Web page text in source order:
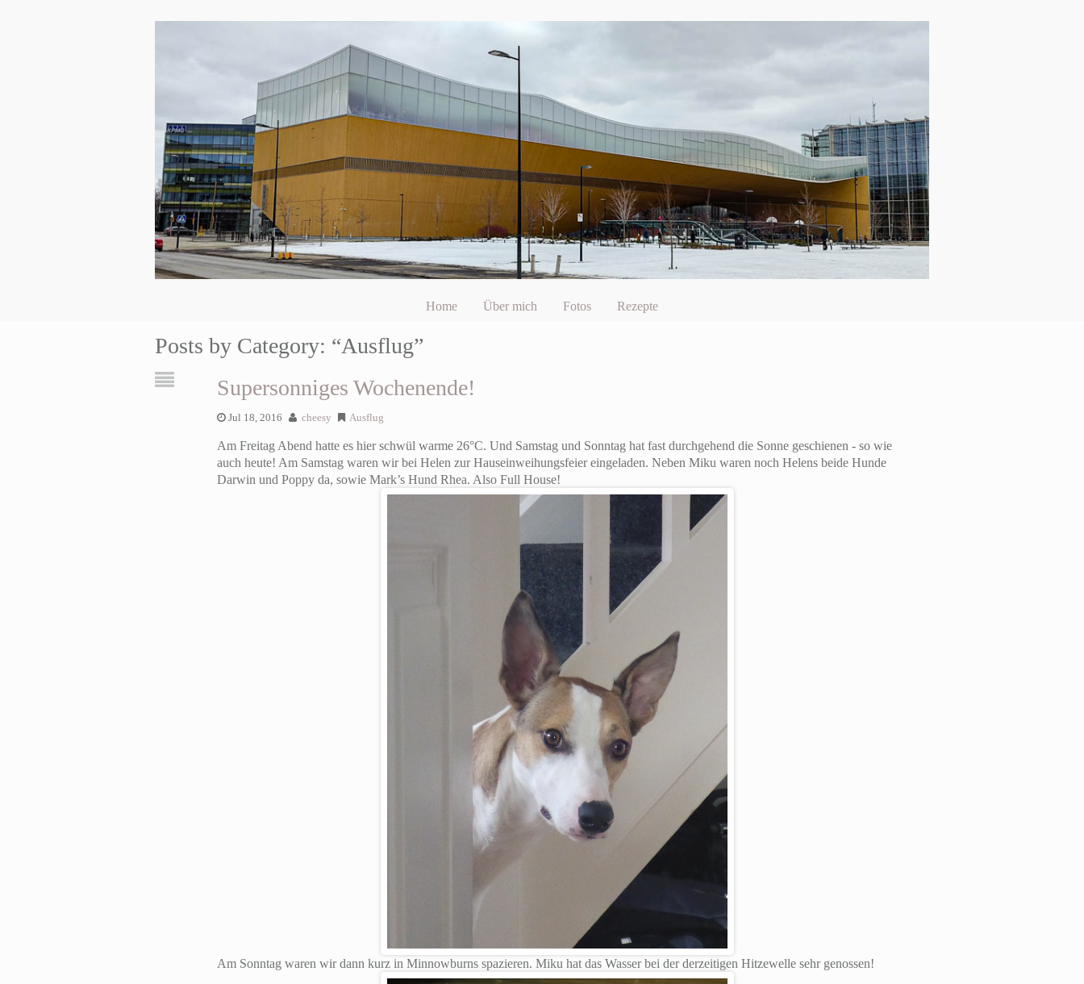
Home Über mich Fotos Rezepte
Posts by Category: “Ausflug”
Supersonniges Wochenende!
Jul 18, 2016 cheesy Ausflug
Am Freitag Abend hatte es hier schwül warme 26°C. Und Samstag und Sonntag hat fast durchgehend die Sonne geschienen - so wie
auch heute! Am Samstag waren wir bei Helen zur Hauseinweihungsfeier eingeladen. Neben Miku waren noch Helens beide Hunde
Darwin und Poppy da, sowie Mark’s Hund Rhea. Also Full House!
Am Sonntag waren wir dann kurz in Minnowburns spazieren. Miku hat das Wasser bei der derzeitigen Hitzewelle sehr genossen!